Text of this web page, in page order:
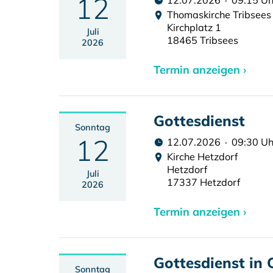
12
Juli
2026
Thomaskirche Tribsees
Kirchplatz 1
18465 Tribsees
Termin anzeigen ›
Sonntag
12
Juli
2026
Gottesdienst
12.07.2026 · 09:30
Kirche Hetzdorf
Hetzdorf
17337 Hetzdorf
Termin anzeigen ›
Sonntag Gottesdienst in